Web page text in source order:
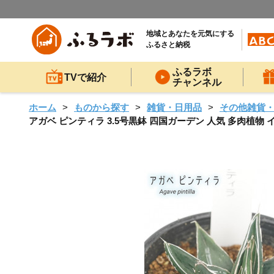
地域とあなたを元気にする
ふるさと納税
TVで紹介
ふるラボ
チャンネル
ホーム ものから探す 雑貨・日用品
その他雑貨
アガベ ピンティラ 3.5号黒鉢 四国ガーデン 人気 多肉植物